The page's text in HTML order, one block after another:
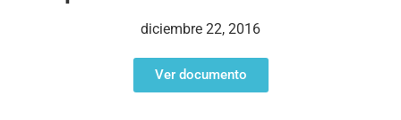
Vivienda Nueva
Vivienda un proyecto
diciembre 22, 2016
Ver documento